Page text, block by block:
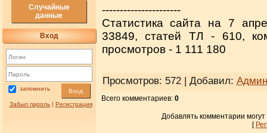
Случайные
данные
Вход
запомнить Вход
Забыл пароль| Регистрация
----------------------
Статистика сайта на 7
33849, статей ТЛ - 610,
просмотров - 1 111 180
Просмотров: 572 | Добавил:
Всего комментариев: 0
Добавлять комментарии
[